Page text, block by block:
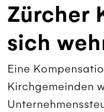
Zürcher
sich
Eine
Kirchgemeinden